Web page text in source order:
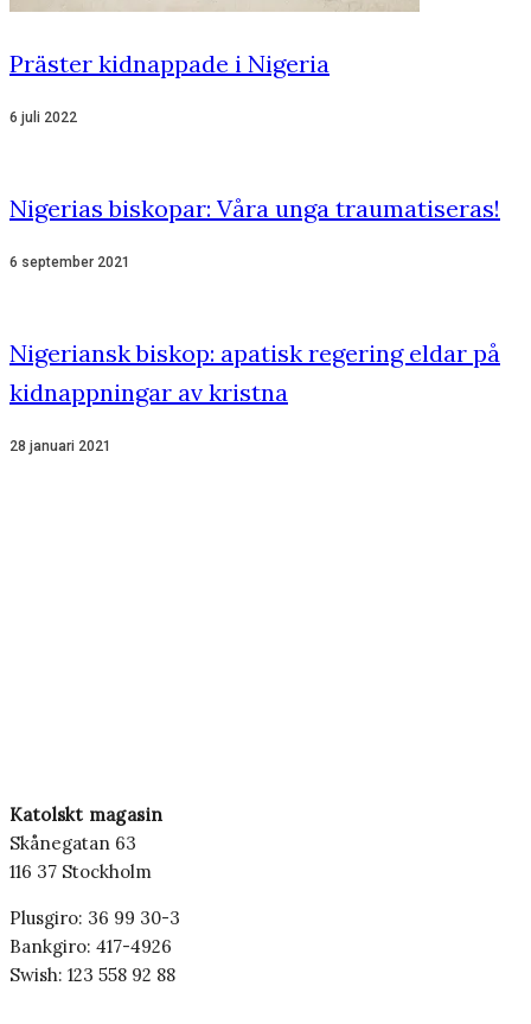
Präster kidnappade i Nigeria
6 juli 2022
Nigerias biskopar: Våra unga traumatiseras!
6 september 2021
Nigeriansk biskop: apatisk regering eldar på
kidnappningar av kristna
28 januari 2021
Katolskt magasin
Skånegatan 63
116 37 Stockholm
Plusgiro: 36 99 30-3
Bankgiro: 417-4926
Swish: 123 558 92 88